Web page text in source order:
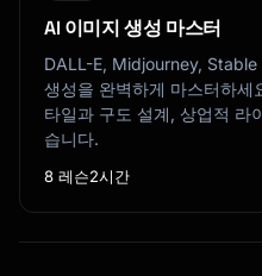
AI 이미지 생성 마스터
DALL-E, Midjourney,
생성을 완벽하게 마스터하세
타일과 구도 설계, 상업적 라
습니다.
8 레슨2시간